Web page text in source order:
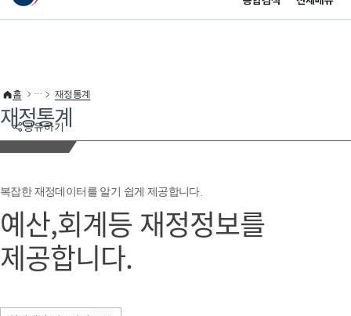
이 누리집은 대한민국 공식 전자정부 누리집입니다.
공유하기
홈 재정통계
재정통계
복잡한 재정데이터를 알기 쉽게 제공합니다.
예산,회계등 재정정보를
제공합니다.